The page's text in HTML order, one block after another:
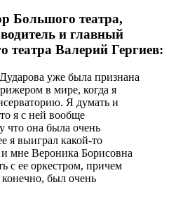
Большого театра,
и главный
театра Валерий Гергиев:
уже была признана
в мире, когда я
Я думать и
я с ней вообще
что она была очень
я выиграл какой-то
мне Вероника Борисовна
с ее оркестром, причем
был очень